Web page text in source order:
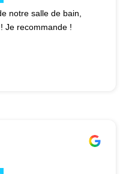
notre salle de bain,
Je recommande !